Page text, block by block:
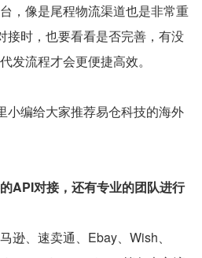
，像是尾程物流渠道也是非常重
接时，也要看看是否完善，有没
发流程才会更便捷高效。
小编给大家推荐易仓科技的海外
API对接，还有专业的团队进行
逊、速卖通、Ebay、Wish、